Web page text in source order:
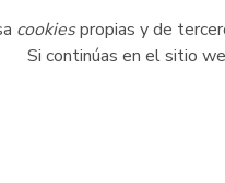
cookiespropias y de
Si continúas en el sitio